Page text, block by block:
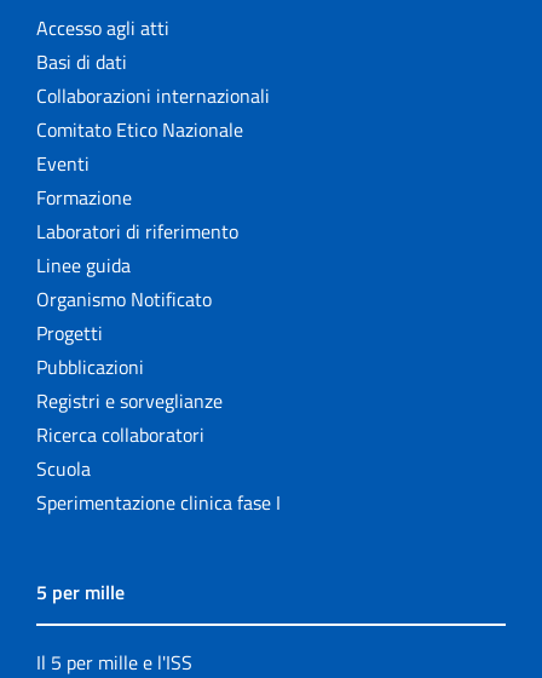
Accesso agli atti
Basi di dati
Collaborazioni internazionali
Comitato Etico Nazionale
Eventi
Formazione
Laboratori di riferimento
Linee guida
Organismo Notificato
Progetti
Pubblicazioni
Registri e sorveglianze
Ricerca collaboratori
Scuola
Sperimentazione clinica fase I
5 per mille
Il 5 per mille e l'ISS